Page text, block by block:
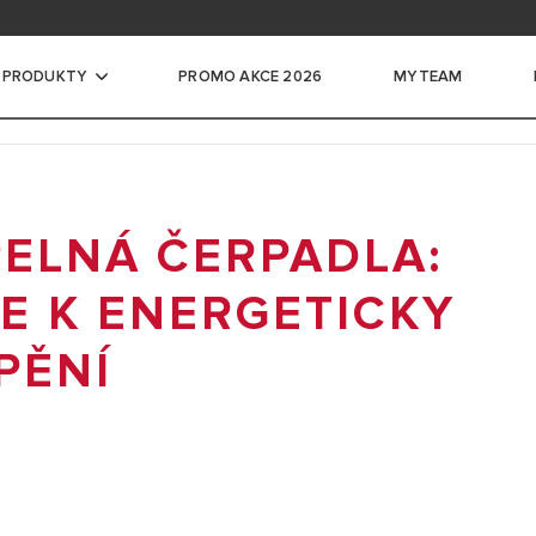
ZÁSOBNÍKOVÉ OHŘÍVAČE VODY
PRO OHŘEV VODY
PROMO AKCE 2026 MYTEAM
ČERPADLA:
K ENERGETICKY